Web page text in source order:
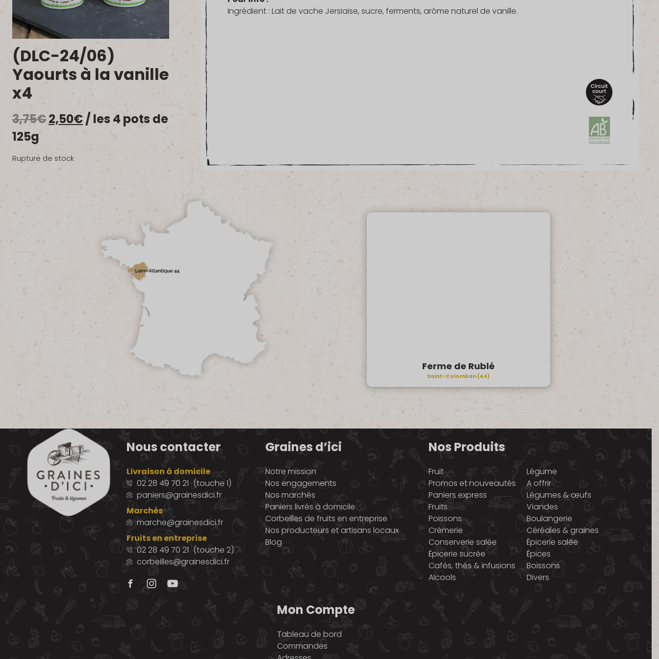
(DLC-24/06)
Yaourts à la vanille
x4
3,75€Le
prix
initial
était :
3,75€.
2,50€Le
prix
actuel
est :
2,50€.
/ les 4 pots de
125g
Rupture de stock
Ingrédient : Lait de vache Jersiaise, sucre, ferments, arôme naturel de vanille.
Ferme de Rublé
Saint-Colomban (44)
Nous contacter
Livraison à domicile
02 28 49 70 21 (touche 1)
paniers@grainesdici.fr
Marchés
marche@grainesdici.fr
Fruits en entreprise
02 28 49 70 21 (touche 2)
corbeilles@grainesdici.fr
Graines d’ici
Notre mission
Nos engagements
Nos marchés
Paniers livrés à domicile
Corbeilles de fruits en entreprise
Nos producteurs et artisans locaux
Blog
Nos Produits
Fruit
Légume
Promos et nouveautés
A offrir
Paniers express
Légumes & œufs
Fruits
Viandes
Poissons
Boulangerie
Crémerie
Céréales & graines
Conserverie salée
Épicerie salée
Épicerie sucrée
Épices
Cafés, thés & infusions
Boissons
Alcools
Divers
Mon Compte
Tableau de bord
Commandes